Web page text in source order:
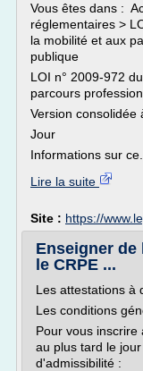
Vous êtes dans :
réglementaires >
la mobilité et aux
publique
LOI n° 2009-972
parcours
Version consolidée
Jour
Informations sur ce...
Lire la suite
Site : https://
Enseigner de
le CRPE ...
Les attestations à
Les conditions
Pour vous inscrire
au plus tard le
d'admissibilité :